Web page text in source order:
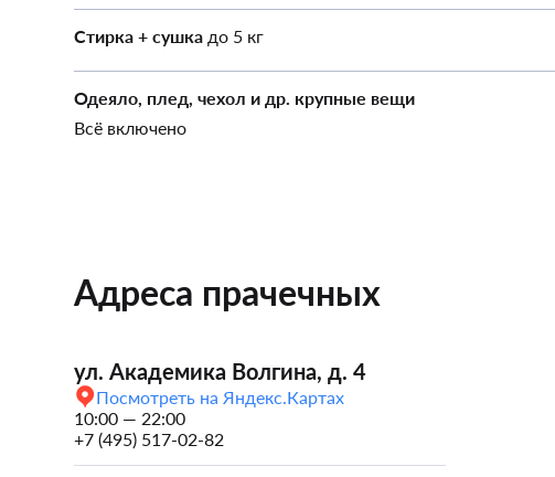
Стирка + сушка до 5 кг
Одеяло, плед, чехол и др. крупные вещи
Всё включено
Адреса прачечных
ул. Академика Волгина, д. 4
Посмотреть на Яндекс.Картах
10:00 — 22:00
+7 (495) 517-02-82